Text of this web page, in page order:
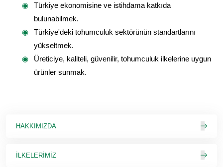
Türkiye ekonomisine ve istihdama katkıda
bulunabilmek.
Türkiye'deki tohumculuk sektörünün standartlarını
yükseltmek.
Üreticiye, kaliteli, güvenilir, tohumculuk ilkelerine uygun
ürünler sunmak.
HAKKIMIZDA
İLKELERIMIZ